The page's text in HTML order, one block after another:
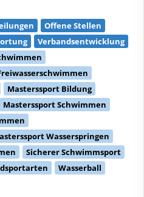
Offene Stellen
Verbandsentwicklung
Masterssport Bildung
Masterssport Schwimmen
Wasserspringen
Sicherer Schwimmsport
Wasserball